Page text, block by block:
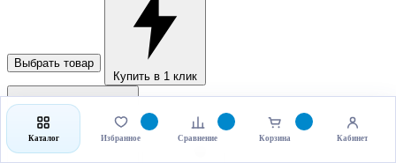
Выбрать товар
Купить в 1 клик
Каталог Избранное Сравнение Корзина Кабинет